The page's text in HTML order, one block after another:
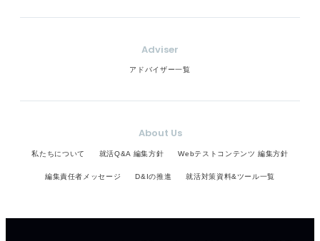
Adviser
アドバイザー一覧
About Us
私たちについて 就活Q&A 編集方針 Webテストコンテンツ 編集方針
編集責任者メッセージ D&Iの推進 就活対策資料&ツール一覧